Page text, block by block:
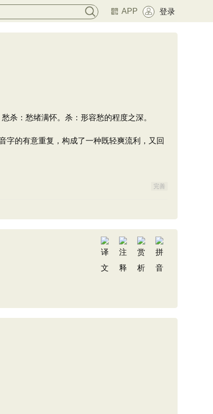
APP 登录
杀：愁绪满怀。杀：形容愁的程度之深。
字的有意重复，构成了一种既轻爽流利，又回
完善